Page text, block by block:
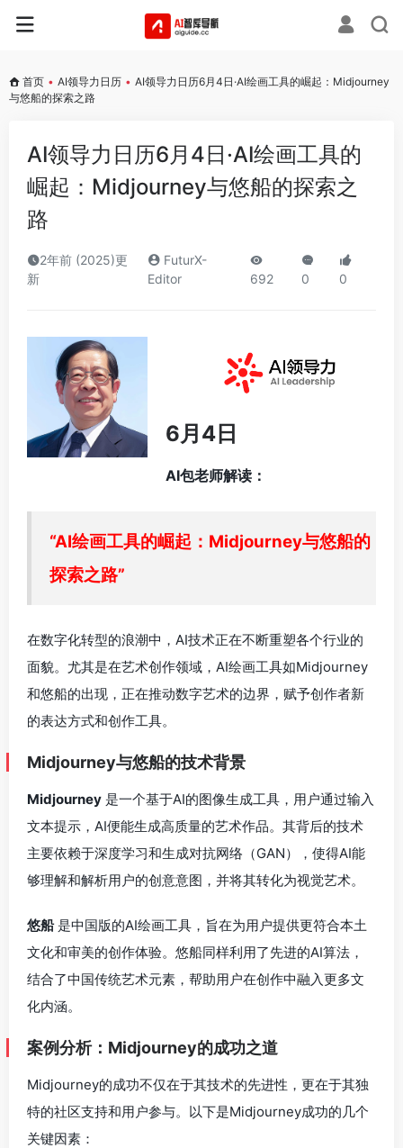
首页 • AI领导力日历 • AI领导力日历6月4日·AI绘画工具的崛起：Midjourney
与悠船的探索之路
AI领导力日历6月4日·AI绘画工具的
崛起：Midjourney与悠船的探索之
路
2年前 (2025)更
新
FuturX-
Editor
692 0 0
6月4日
AI包老师解读：
“AI绘画工具的崛起：Midjourney与悠船的
探索之路”
在数字化转型的浪潮中，AI技术正在不断重塑各个行业的
面貌。尤其是在艺术创作领域，AI绘画工具如Midjourney
和悠船的出现，正在推动数字艺术的边界，赋予创作者新
的表达方式和创作工具。
Midjourney与悠船的技术背景
Midjourney 是一个基于AI的图像生成工具，用户通过输入
文本提示，AI便能生成高质量的艺术作品。其背后的技术
主要依赖于深度学习和生成对抗网络（GAN），使得AI能
够理解和解析用户的创意意图，并将其转化为视觉艺术。
悠船是中国版的AI绘画工具，旨在为用户提供更符合本土
文化和审美的创作体验。悠船同样利用了先进的AI算法，
结合了中国传统艺术元素，帮助用户在创作中融入更多文
化内涵。
案例分析：Midjourney的成功之道
Midjourney的成功不仅在于其技术的先进性，更在于其独
特的社区支持和用户参与。以下是Midjourney成功的几个
关键因素：